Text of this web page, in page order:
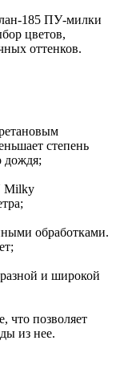
185 ПУ-милки
цветов,
оттенков.
степень
дождя;
Milky
обработками.
и широкой
что позволяет
из нее.